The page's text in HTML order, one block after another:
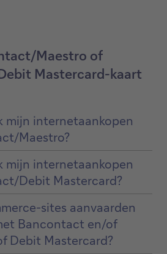
Maestro of
Mastercard-kaart
mijn internetaankopen
Maestro?
mijn internetaankopen
Debit Mastercard?
sites aanvaarden
Bancontact en/of
Debit Mastercard?